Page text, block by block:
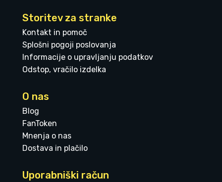
Storitev za stranke
Kontakt in pomoč
Splošni pogoji poslovanja
Informacije o upravljanju podatkov
Odstop, vračilo izdelka
O nas
Blog
FanToken
Mnenja o nas
Dostava in plačilo
Uporabniški račun